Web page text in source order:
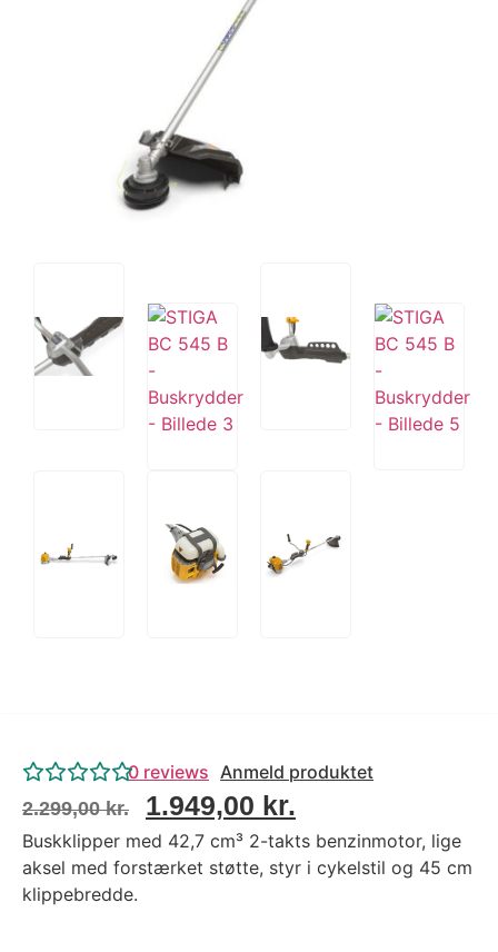
0 reviews Anmeld produktet
2.299,00kr. 1.949,00 kr.
Buskklipper med 42,7 cm³ 2-takts benzinmotor, lige
aksel med forstærket støtte, styr i cykelstil og 45 cm
klippebredde.